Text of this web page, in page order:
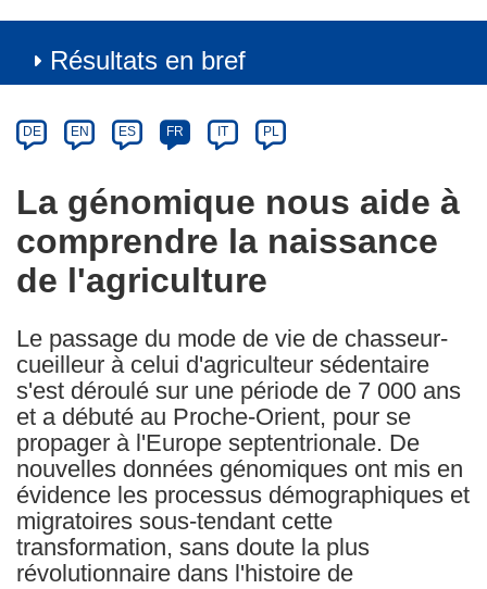
Résultats en bref
Category
Article
available
the
following
languages:
DE EN ES FR IT PL
La génomique nous aide à
comprendre la naissance
de l'agriculture
Le passage du mode de vie de chasseur-
cueilleur à celui d'agriculteur sédentaire
s'est déroulé sur une période de 7 000 ans
et a débuté au Proche-Orient, pour se
propager à l'Europe septentrionale. De
nouvelles données génomiques ont mis en
évidence les processus démographiques et
migratoires sous-tendant cette
transformation, sans doute la plus
révolutionnaire dans l'histoire de